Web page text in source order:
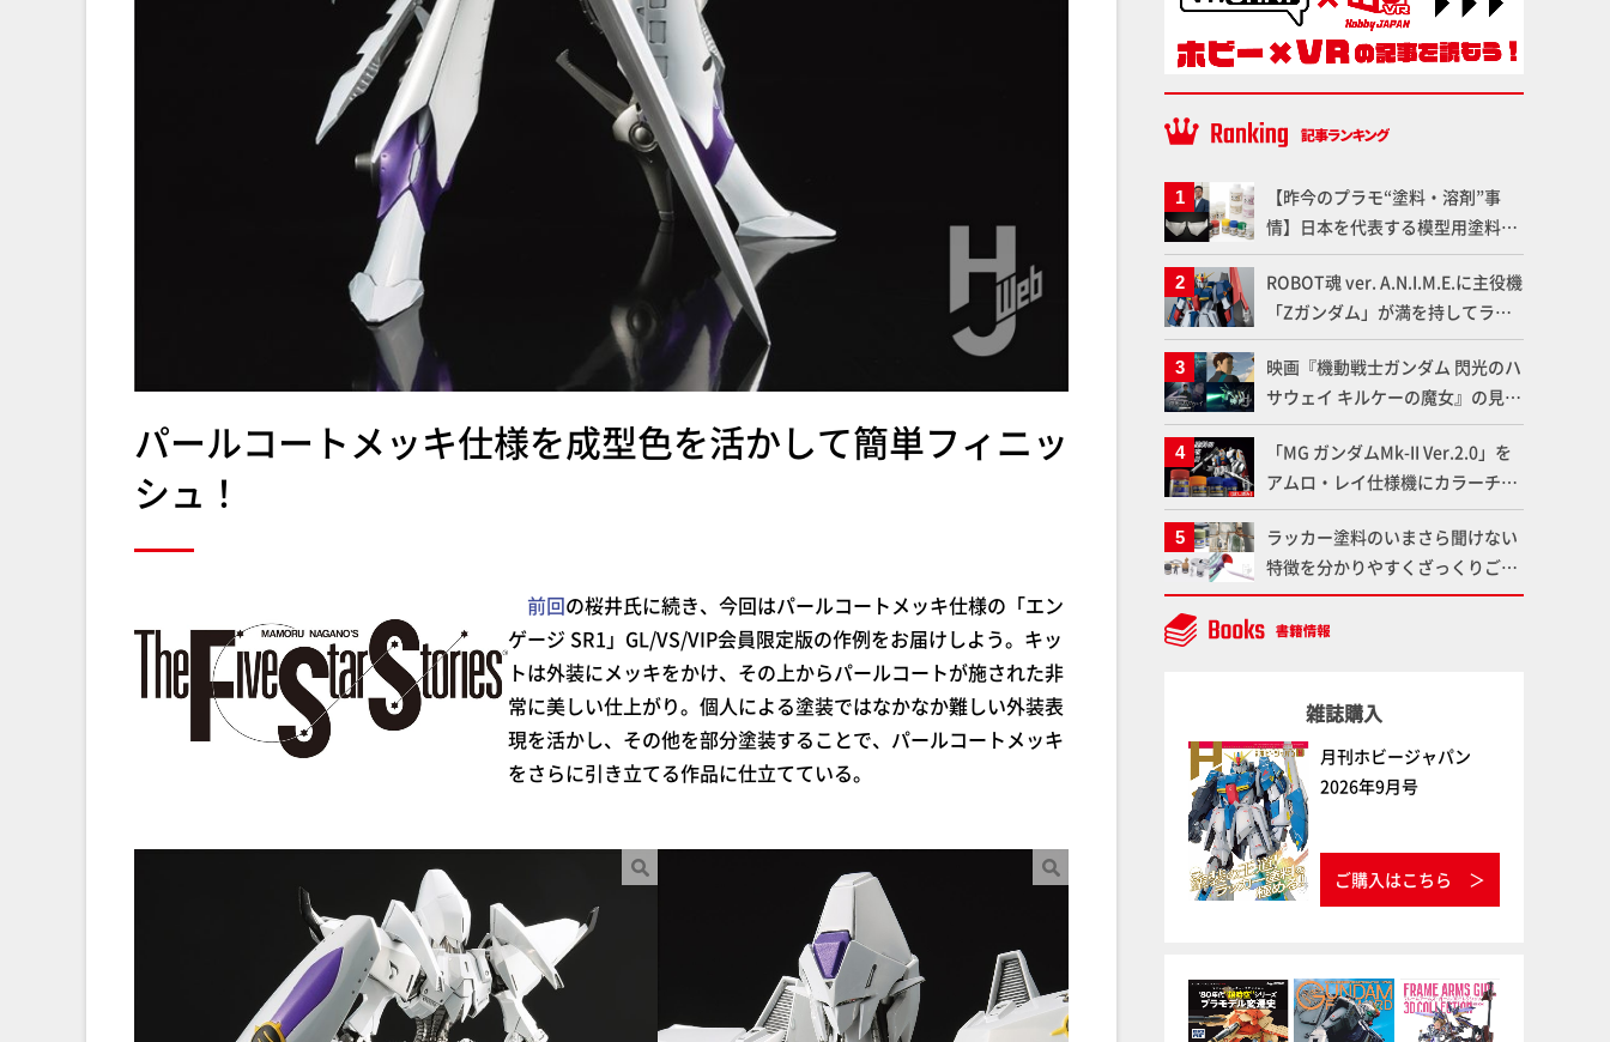
パールコートメッキ仕様を成型色を活かして簡単フィニッ
シュ！
前回の桜井氏に続き、今回はパールコートメッキ仕様の「エン
ゲージ SR1」GL/VS/VIP会員限定版の作例をお届けしよう。キッ
トは外装にメッキをかけ、その上からパールコートが施された非
常に美しい仕上がり。個人による塗装ではなかなか難しい外装表
現を活かし、その他を部分塗装することで、パールコートメッキ
をさらに引き立てる作品に仕立てている。
【昨今のプラモ“塗料・溶剤”事
情】日本を代表する模型用塗料
「Mr.カラー」やツールメーカー
である「GSIクレオス」が語るラ
ッカー塗料の未来とは？
ROBOT魂 ver. A.N.I.M.E.に主役機
「Zガンダム」が満を持してライ
ンナップ！ウェイブライダーへの
変形、劇中どおりのプロポーショ
ンを再現【機動戦士Zガンダム】
映画『機動戦士ガンダム 閃光のハ
サウェイ キルケーの魔女』の見放
題配信が8月31日（月）よりスタ
ート！Prime Videoで国内独占配
信
「MG ガンダムMk-II Ver.2.0」を
アムロ・レイ仕様機にカラーチェ
ンジ!! ラッカー塗料の定番技法を
押さえるだけでハイクオリティの
作例に!!【試し読み】
ラッカー塗料のいまさら聞けない
特徴を分かりやすくざっくりご紹
介！ 水性塗料との差を確認しよ
う！
雑誌購入
月刊ホビージャパン
2026年9月号
ご購入はこちら